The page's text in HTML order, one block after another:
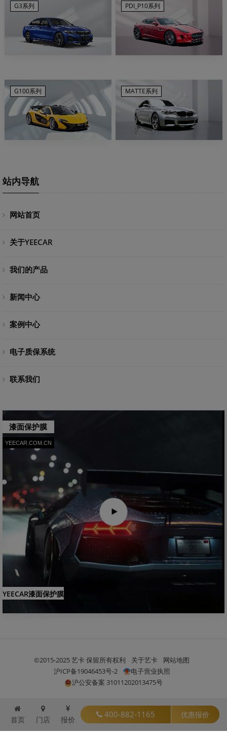
G3系列 PDI_P10系列
G100系列 MATTE系列
站内导航
网站首页
关于YEECAR
我们的产品
新闻中心
案例中心
电子质保系统
联系我们
漆面保护膜
YEECAR.COM.CN
YEECAR漆面保护膜
©2015-2025 艺卡 保留所有权利 关于艺卡
网站地图
沪ICP备19046453号-2
电子营业执照
沪公安备案 31011202013475号
首页 门店 报价
400-882-1165 优惠报价